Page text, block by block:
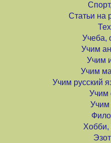
Статьи на
Учеба,
Учим
Учим
Учим
Учим русский
Учим
Хобби,